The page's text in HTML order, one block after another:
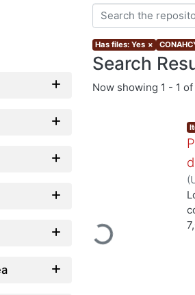
Has files: Yes ×
Search
Now showing 1 - 1 of
Loading...
(